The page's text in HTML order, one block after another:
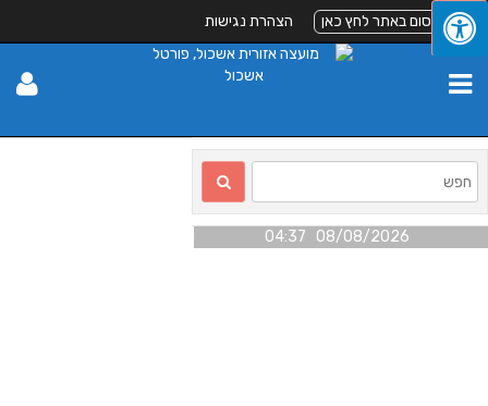
לפרסום באתר לחץ כאן הצהרת נגישות
08/08/2026 04:37